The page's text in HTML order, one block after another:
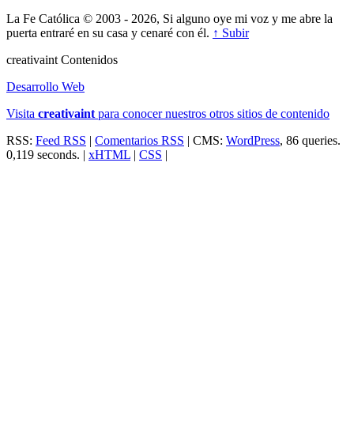
La Fe Católica © 2003 - 2026, Si alguno oye mi voz y me abre la
puerta entraré en su casa y cenaré con él. ↑ Subir
creativaint Contenidos
Desarrollo Web
Visita creativaint para conocer nuestros otros sitios de contenido
RSS: Feed RSS | Comentarios RSS | CMS: WordPress, 86 queries.
0,119 seconds. | xHTML | CSS |